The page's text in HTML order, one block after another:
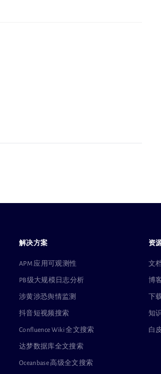
解决方案
APM 应用可观测性
PB级大规模日志分析
涉黄涉恐舆情监测
抖音短视频搜索
Confluence Wiki 全文搜索
达梦数据库全文搜索
Oceanbase 高级全文搜索
资
文
博
下
知
白